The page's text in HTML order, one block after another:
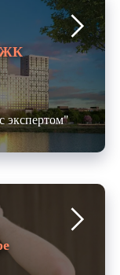
экспертом"